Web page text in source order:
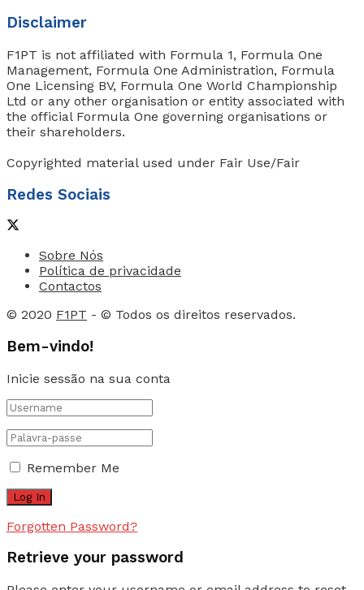
Disclaimer
F1PT is not affiliated with Formula 1, Formula One
Management, Formula One Administration, Formula
One Licensing BV, Formula One World Championship
Ltd or any other organisation or entity associated with
the official Formula One governing organisations or
their shareholders.
Copyrighted material used under Fair Use/Fair
Redes Sociais
Sobre Nós
Política de privacidade
Contactos
© 2020 F1PT - © Todos os direitos reservados.
Bem-vindo!
Inicie sessão na sua conta
Remember Me
Forgotten Password?
Retrieve your password